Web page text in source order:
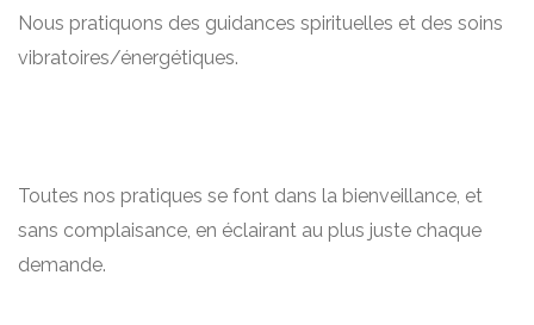
Nous pratiquons des guidances spirituelles et des soins
vibratoires/énergétiques.
Toutes nos pratiques se font dans la bienveillance, et
sans complaisance, en éclairant au plus juste chaque
demande.